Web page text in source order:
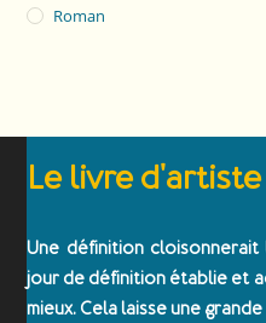
Roman
Le livre d'artiste
Une définition cloisonnerait
jour de définition établie et
mieux. Cela laisse une